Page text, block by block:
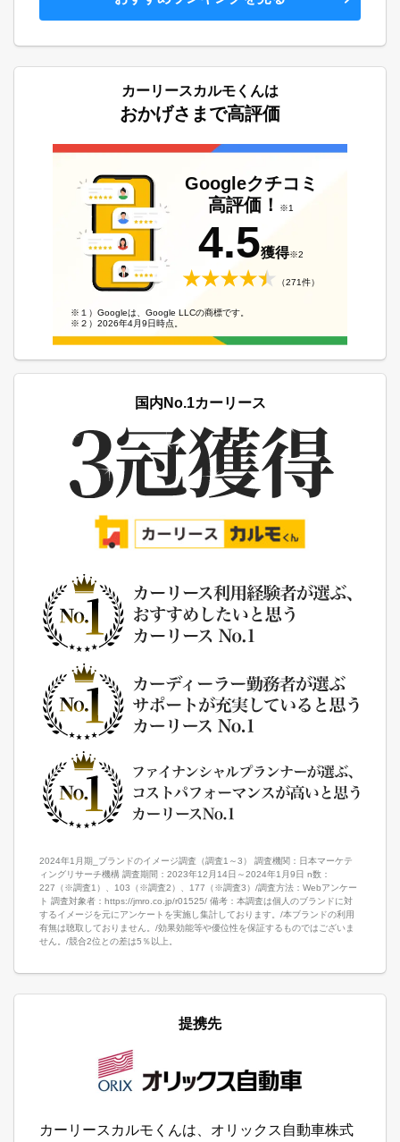
カーリースカルモくんは
おかげさまで高評価
Googleクチコミ
高評価！
※1
4.5獲得※2
（271件）
※１）Googleは、Google LLCの商標です。
※２）2026年4月9日時点。
国内No.1カーリース
2024年1月期_ブランドのイメージ調査（調査1～3） 調査機関：日本マーケテ
ィングリサーチ機構 調査期間：2023年12月14日～2024年1月9日 n数：
227（※調査1）、103（※調査2）、177（※調査3）/調査方法：Webアンケー
ト 調査対象者：https://jmro.co.jp/r01525/ 備考：本調査は個人のブランドに対
するイメージを元にアンケートを実施し集計しております。/本ブランドの利用
有無は聴取しておりません。/効果効能等や優位性を保証するものではございま
せん。/競合2位との差は5％以上。
提携先
カーリースカルモくんは、オリックス自動車株式